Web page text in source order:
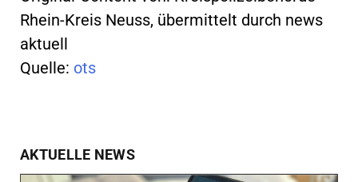
Rhein-Kreis Neuss, übermittelt durch news
aktuell
Quelle: ots
AKTUELLE NEWS